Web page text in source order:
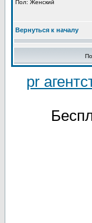
Пол: Женский
Вернуться к началу
pr